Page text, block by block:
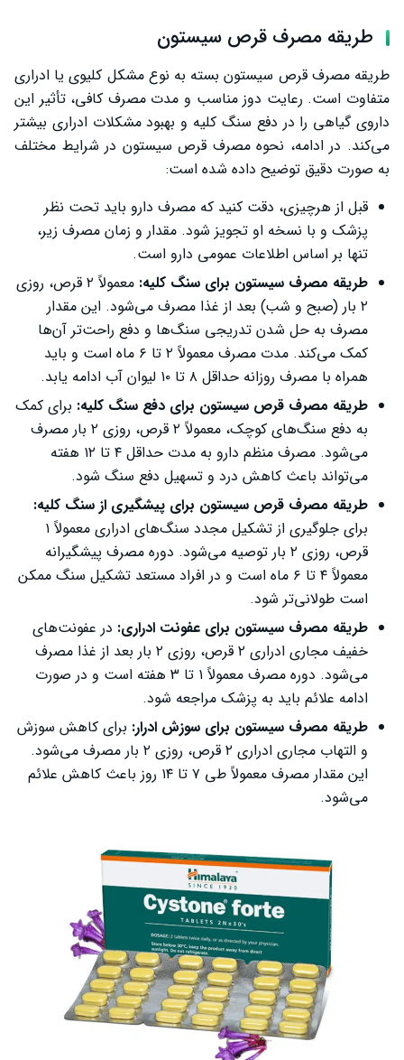
طریقه مصرف قرص سیستون
طریقه مصرف قرص سیستون بسته به نوع مشکل کلیوی یا ادراری
متفاوت است. رعایت دوز مناسب و مدت مصرف کافی، تأثیر این
داروی گیاهی را در دفع سنگ کلیه و بهبود مشکلات ادراری بیشتر
می‌کند. در ادامه، نحوه مصرف قرص سیستون در شرایط مختلف
به صورت دقیق توضیح داده شده است:
قبل از هرچیزی، دقت کنید که مصرف دارو باید تحت نظر
پزشک و با نسخه او تجویز شود. مقدار و زمان مصرف زیر،
تنها بر اساس اطلاعات عمومی دارو است.
طریقه مصرف سیستون برای سنگ کلیه:
معمولاً ۲ قرص، روزی
۲ بار (صبح و شب) بعد از غذا مصرف می‌شود. این مقدار
مصرف به حل شدن تدریجی سنگ‌ها و دفع راحت‌تر آن‌ها
کمک می‌کند. مدت مصرف معمولاً ۲ تا ۶ ماه است و باید
همراه با مصرف روزانه حداقل ۸ تا ۱۰ لیوان آب ادامه یابد.
طریقه مصرف قرص سیستون برای دفع سنگ کلیه: برای کمک
به دفع سنگ‌های کوچک، معمولاً ۲ قرص، روزی ۲ بار مصرف
می‌شود. مصرف منظم دارو به مدت حداقل ۴ تا ۱۲ هفته
می‌تواند باعث کاهش درد و تسهیل دفع سنگ شود.
طریقه مصرف قرص سیستون برای پیشگیری از سنگ کلیه:
برای جلوگیری از تشکیل مجدد سنگ‌های ادراری معمولاً ۱
قرص، روزی ۲ بار توصیه می‌شود. دوره مصرف پیشگیرانه
معمولاً ۴ تا ۶ ماه است و در افراد مستعد تشکیل سنگ ممکن
است طولانی‌تر شود.
طریقه مصرف سیستون برای عفونت ادراری: در عفونت‌های
خفیف مجاری ادراری ۲ قرص، روزی ۲ بار بعد از غذا مصرف
می‌شود. دوره مصرف معمولاً ۱ تا 3 هفته است و در صورت
ادامه علائم باید به پزشک مراجعه شود.
طریقه مصرف سیستون برای سوزش ادرار: برای کاهش سوزش
و التهاب مجاری ادراری ۲ قرص، روزی ۲ بار مصرف می‌شود.
این مقدار مصرف معمولاً طی ۷ تا ۱۴ روز باعث کاهش علائم
می‌شود.